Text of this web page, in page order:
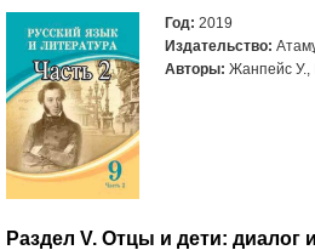
Год: 2019
Издательство:
Авторы: Жанпейс У.,
Раздел V. Отцы и дети: диалог